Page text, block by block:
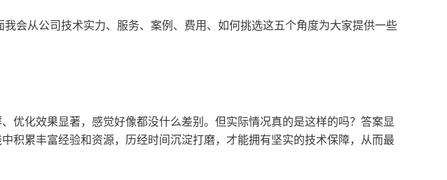
会从公司技术实力、服务、案例、费用、如何挑选这五个角度为大家提供一些
优化效果显著，感觉好像都没什么差别。但实际情况真的是这样的吗？答案显
积累丰富经验和资源，历经时间沉淀打磨，才能拥有坚实的技术保障，从而最